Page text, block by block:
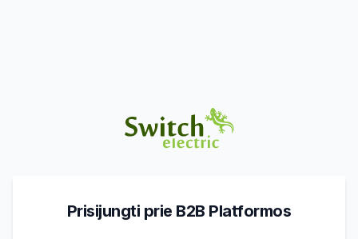
Prisijungti prie B2B Platformos